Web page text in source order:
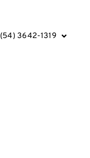
(54) 3642-1319